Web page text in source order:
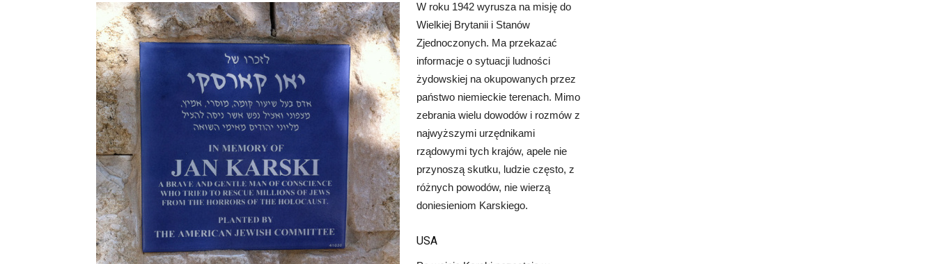
W roku 1942 wyrusza na misję do
Wielkiej Brytanii i Stanów
Zjednoczonych. Ma przekazać
informacje o sytuacji ludności
żydowskiej na okupowanych przez
państwo niemieckie terenach. Mimo
zebrania wielu dowodów i rozmów z
najwyższymi urzędnikami
rządowymi tych krajów, apele nie
przynoszą skutku, ludzie często, z
różnych powodów, nie wierzą
doniesieniom Karskiego.
USA